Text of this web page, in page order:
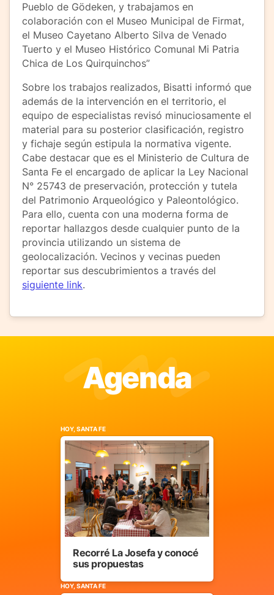
Pueblo de Gödeken, y trabajamos en
colaboración con el Museo Municipal de Firmat,
el Museo Cayetano Alberto Silva de Venado
Tuerto y el Museo Histórico Comunal Mi Patria
Chica de Los Quirquinchos”
Sobre los trabajos realizados, Bisatti informó que
además de la intervención en el territorio, el
equipo de especialistas revisó minuciosamente el
material para su posterior clasificación, registro
y fichaje según estipula la normativa vigente.
Cabe destacar que es el Ministerio de Cultura de
Santa Fe el encargado de aplicar la Ley Nacional
N° 25743 de preservación, protección y tutela
del Patrimonio Arqueológico y Paleontológico.
Para ello, cuenta con una moderna forma de
reportar hallazgos desde cualquier punto de la
provincia utilizando un sistema de
geolocalización. Vecinos y vecinas pueden
reportar sus descubrimientos a través del
siguiente link.
Agenda
HOY, SANTA FE
Recorré La Josefa y conocé
sus propuestas
HOY, SANTA FE